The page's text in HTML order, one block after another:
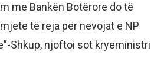
me Bankën Botërore do të
të reja për nevojat e NP
Shkup, njoftoi sot kryeministri